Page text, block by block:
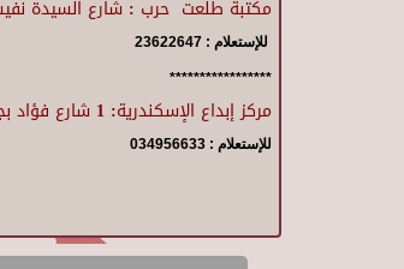
مكتبة طلعت حرب : شارع السيدة
للإستعلام : 23622647
*****************
مركز إبداع الإسكندرية: 1 شارع فؤاد بجوار نقطة شريف
للإستعلام : 034956633